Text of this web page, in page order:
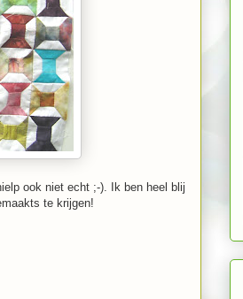
ook niet echt ;-). Ik ben heel blij
te krijgen!